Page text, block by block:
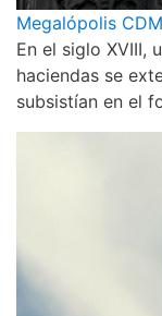
Megalópolis
En el siglo XVIII,
haciendas se
subsistían en el